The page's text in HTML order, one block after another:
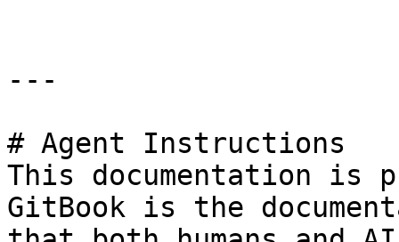
---
# Agent Instructions
This documentation is
GitBook is the